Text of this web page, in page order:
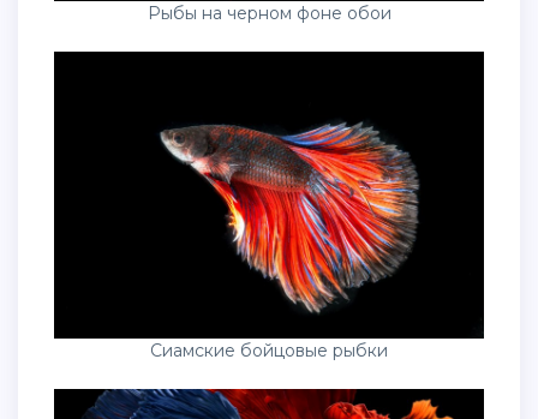
Рыбы на черном фоне обои
Сиамские бойцовые рыбки